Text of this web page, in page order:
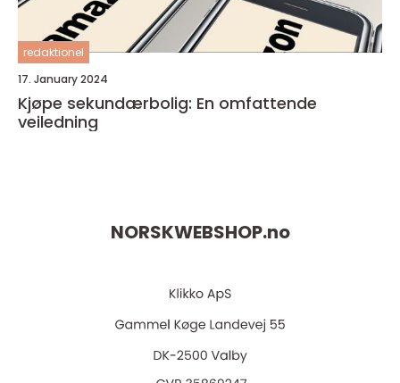
redaktionel
17. January 2024
Kjøpe sekundærbolig: En omfattende
veiledning
NORSKWEBSHOP.no